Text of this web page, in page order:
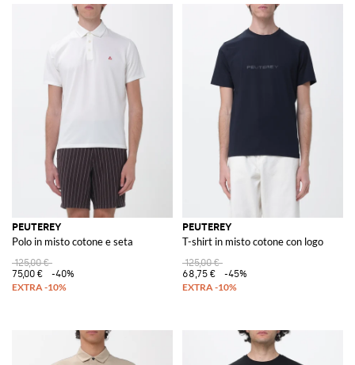
PEUTEREY
Polo in misto cotone e seta
125,00 €
75,00 €
-40%
PEUTEREY
T-shirt in misto cotone con logo
125,00 €
68,75 €
-45%